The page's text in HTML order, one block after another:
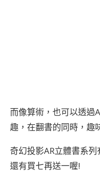
而像算術，也可以透過
趣，在翻書的同時，趣
奇幻投影AR立體書系
還有買七再送一喔!